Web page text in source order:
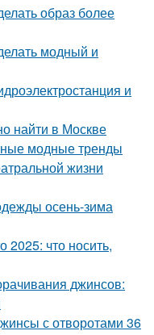
образ более
модный и
и
найти в Москве
модные тренды
жизни
осень-зима
2025: что носить,
джинсов:
с отворотами 36